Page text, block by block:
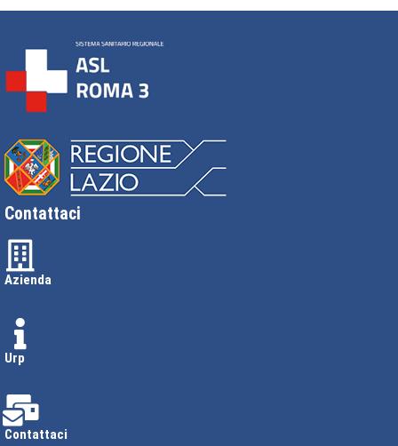
Contattaci
Azienda
Urp
Contattaci